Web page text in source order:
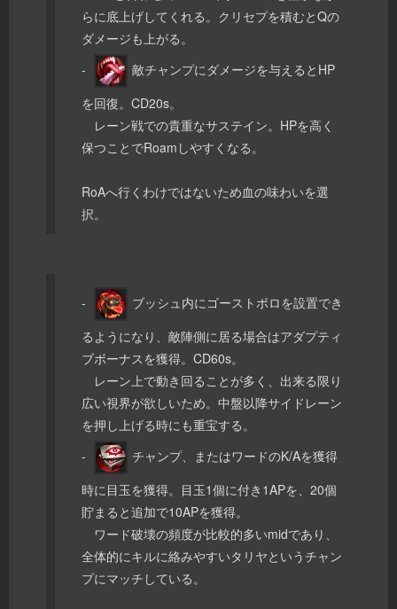
らに底上げしてくれる。クリセプを積むとQの
ダメージも上がる。
-
敵チャンプにダメージを与えるとHP
を回復。CD20s。
レーン戦での貴重なサステイン。HPを高く
保つことでRoamしやすくなる。
RoAへ行くわけではないため血の味わいを選
択。
-
ブッシュ内にゴーストポロを設置でき
るようになり、敵陣側に居る場合はアダプティ
ブボーナスを獲得。CD60s。
レーン上で動き回ることが多く、出来る限り
広い視界が欲しいため。中盤以降サイドレーン
を押し上げる時にも重宝する。
-
チャンプ、またはワードのK/Aを獲得
時に目玉を獲得。目玉1個に付き1APを、20個
貯まると追加で10APを獲得。
ワード破壊の頻度が比較的多いmidであり、
全体的にキルに絡みやすいタリヤというチャン
プにマッチしている。